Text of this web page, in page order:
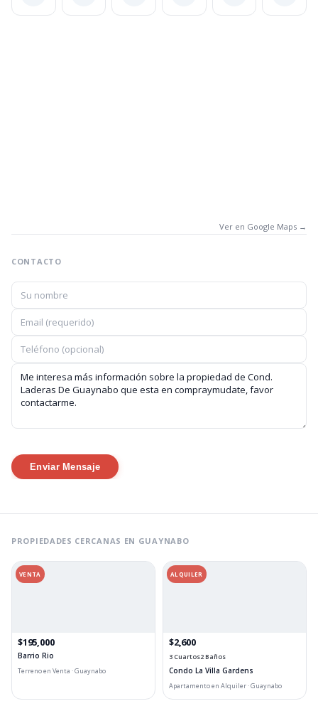
Ver en Google Maps →
CONTACTO
Enviar Mensaje
PROPIEDADES CERCANAS EN GUAYNABO
VENTA
$195,000
Barrio Rio
Terreno en Venta · Guaynabo
ALQUILER
$2,600
3 Cuartos2 Baños
Condo La Villa Gardens
Apartamento en Alquiler · Guaynabo